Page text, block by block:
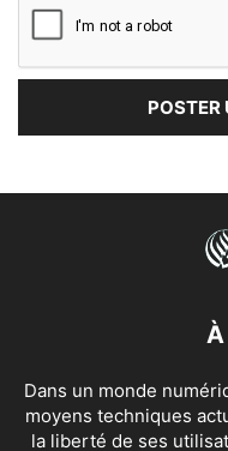
À
Dans un monde
moyens techniques
la liberté de ses